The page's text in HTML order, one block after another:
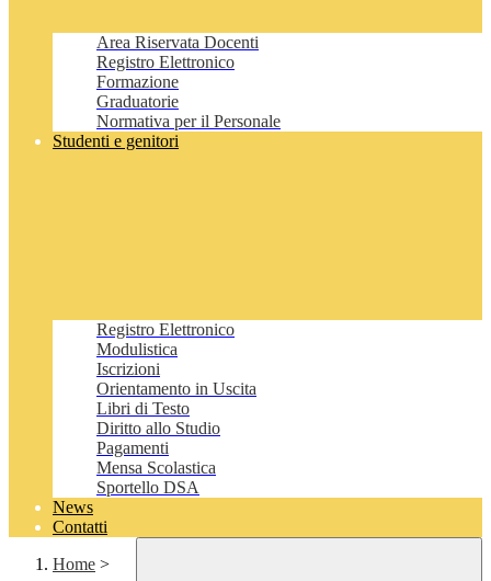
Area Riservata Docenti
Registro Elettronico
Formazione
Graduatorie
Normativa per il Personale
Studenti e genitori
Registro Elettronico
Modulistica
Iscrizioni
Orientamento in Uscita
Libri di Testo
Diritto allo Studio
Pagamenti
Mensa Scolastica
Sportello DSA
News
Contatti
Home >